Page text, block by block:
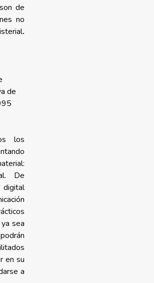
de
no
.
de
los
De
digital
sea
en su
a